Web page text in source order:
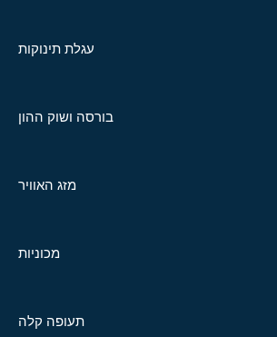
עגלת תינוקות
בורסה ושוק ההון
מזג האוויר
מכוניות
תעופה קלה